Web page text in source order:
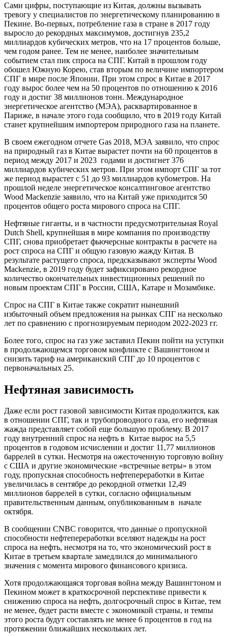
Сами цифры, поступающие из Китая, должны вызывать
тревогу у специалистов по энергетическому планированию в
Пекине. Во-первых, потребление газа в стране в 2017 году
выросло до рекордных максимумов, достигнув 235,2
миллиардов кубических метров, что на 17 процентов больше,
чем годом ранее. Тем не менее, наиболее значительным
событием стал пик спроса на СПГ. Китай в прошлом году
обошел Южную Корею, став вторым по величине импортером
СПГ в мире после Японии. При этом спрос в Китае в 2017
году вырос более чем на 50 процентов по отношению к 2016
году и достиг 38 миллионов тонн. Международное
энергетическое агентство (МЭА), расквартированное в
Париже, в начале этого года сообщило, что в 2019 году Китай
станет крупнейшим импортером природного газа на планете.
В своем ежегодном отчете Gas 2018, МЭА заявило, что спрос
на природный газ в Китае вырастет почти на 60 процентов в
период между 2017 и 2023 годами и достигнет 376
миллиардов кубических метров. При этом импорт СПГ за тот
же период вырастет с 51 до 93 миллиардов кубометров. На
прошлой неделе энергетическое консалтинговое агентство
Wood Mackenzie заявило, что на Китай уже приходится 50
процентов общего роста мирового спроса на СПГ.
Нефтяные гиганты, и в частности предусмотрительная Royal
Dutch Shell, крупнейшая в мире компания по производству
СПГ, снова приобретает фьючерсные контракты в расчете на
рост спроса на СПГ и общую газовую жажду Китая. В
результате растущего спроса, предсказывают эксперты Wood
Mackenzie, в 2019 году будет зафиксировано рекордное
количество окончательных инвестиционных решений по
новым проектам СПГ в России, США, Катаре и Мозамбике.
Спрос на СПГ в Китае также сократит нынешний
избыточный объем предложения на рынках СПГ на несколько
лет по сравнению с прогнозируемым периодом 2022-2023 гг.
Более того, спрос на газ уже заставил Пекин пойти на уступки
в продолжающемся торговом конфликте с Вашингтоном и
снизить тариф на американский СПГ до 10 процентов с
первоначальных 25.
Нефтяная зависимость
Даже если рост газовой зависимости Китая продолжится, как
в отношении СПГ, так и трубопроводного газа, его нефтяная
жажда представляет собой еще большую проблему. В 2017
году внутренний спрос на нефть в Китае вырос на 5,5
процентов в годовом исчислении и достиг 11,77 миллионов
баррелей в сутки. Несмотря на ожесточенную торговую войну
с США и другие экономические «встречные ветры» в этом
году, пропускная способность нефтепереработки в Китае
увеличилась в сентябре до рекордной отметки 12,49
миллионов баррелей в сутки, согласно официальным
правительственным данным, опубликованным в начале
октября.
В сообщении CNBC говорится, что данные о пропускной
способности нефтепереработки вселяют надежды на рост
спроса на нефть, несмотря на то, что экономический рост в
Китае в третьем квартале замедлился до минимального
значения с момента мирового финансового кризиса.
Хотя продолжающаяся торговая война между Вашингтоном и
Пекином может в краткосрочной перспективе привести к
снижению спроса на нефть, долгосрочный спрос в Китае, тем
не менее, будет расти вместе с экономикой страны, и темпы
этого роста будут составлять не менее 6 процентов в год на
протяжении ближайших нескольких лет.